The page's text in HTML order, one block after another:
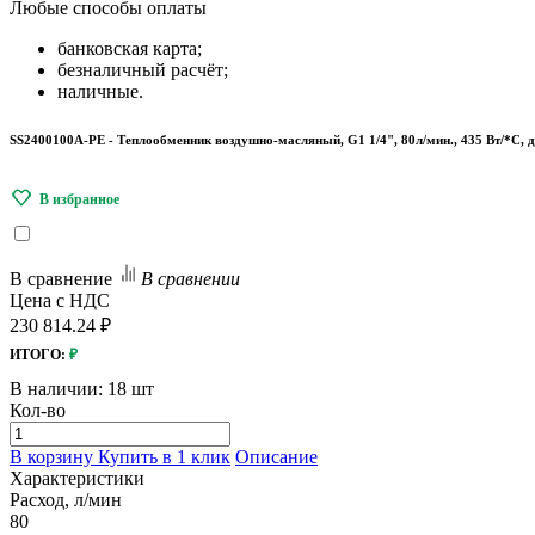
Любые способы оплаты
банковская карта;
безналичный расчёт;
наличные.
SS2400100A-PE - Теплообменник воздушно-масляный, G1 1/4", 80л/мин., 435 Вт/*С,
В сравнение
В сравнении
Цена с НДС
230 814.24 ₽
ИТОГО: ₽
В наличии: 18 шт
Кол-во
В корзину Купить в 1 клик Описание
Характеристики
Расход, л/мин
80